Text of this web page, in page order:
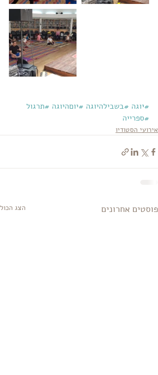
#יוגה #בשבילהיוגה #יוםהיוגה #תרגול
#ספרייה
אירועי הסטודיו
פוסטים אחרונים הצג הכול